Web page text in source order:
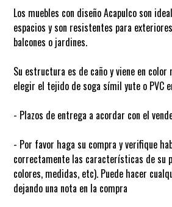
Los muebles con diseño Acapulco son
espacios y son resistentes para
balcones o jardines.
Su estructura es de caño y viene en color
elegir el tejido de soga símil yute o PVC
- Plazos de entrega a acordar con el
- Por favor haga su compra y verifique
correctamente las características de su
colores, medidas, etc). Puede hacer
dejando una nota en la compra